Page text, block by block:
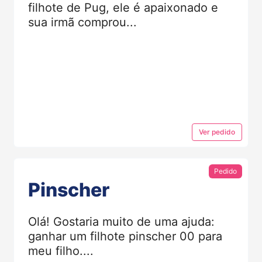
filhote de Pug, ele é apaixonado e
sua irmã comprou...
Ver pedido
Pedido
Pinscher
Olá! Gostaria muito de uma ajuda:
ganhar um filhote pinscher 00 para
meu filho....